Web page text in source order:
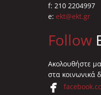
f: 210 2204997
e: ekt@ekt.gr
Follow
Ακολουθήστε
στα κοινωνικά